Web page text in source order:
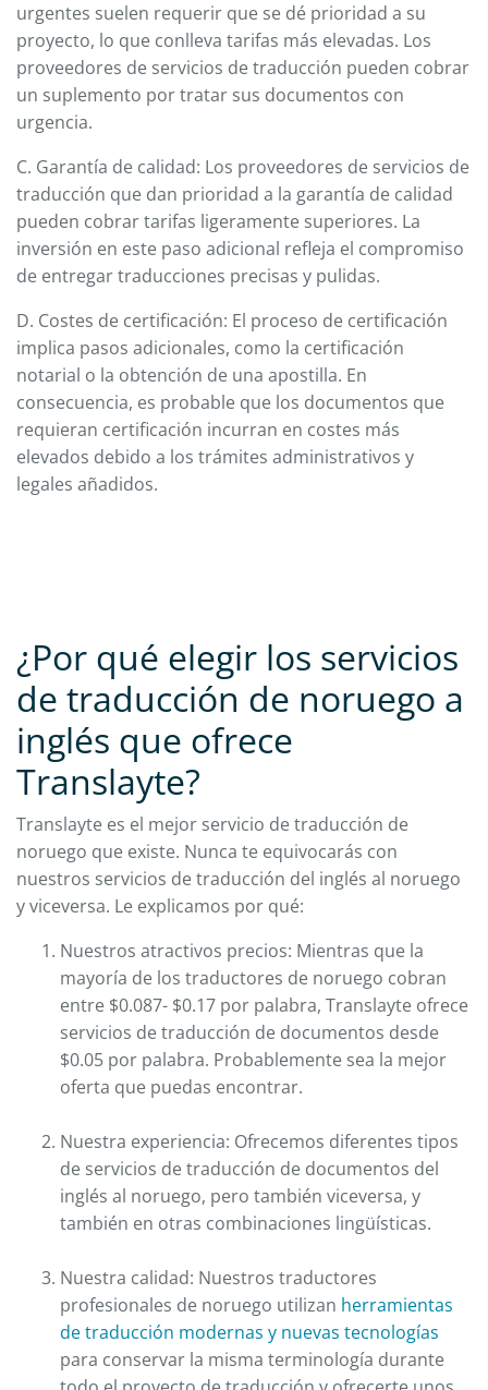
urgentes suelen requerir que se dé prioridad a su
proyecto, lo que conlleva tarifas más elevadas. Los
proveedores de servicios de traducción pueden cobrar
un suplemento por tratar sus documentos con
urgencia.
C. Garantía de calidad: Los proveedores de servicios de
traducción que dan prioridad a la garantía de calidad
pueden cobrar tarifas ligeramente superiores. La
inversión en este paso adicional refleja el compromiso
de entregar traducciones precisas y pulidas.
D. Costes de certificación: El proceso de certificación
implica pasos adicionales, como la certificación
notarial o la obtención de una apostilla. En
consecuencia, es probable que los documentos que
requieran certificación incurran en costes más
elevados debido a los trámites administrativos y
legales añadidos.
¿Por qué elegir los servicios
de traducción de noruego a
inglés que ofrece
Translayte?
Translayte es el mejor servicio de traducción de
noruego que existe. Nunca te equivocarás con
nuestros servicios de traducción del inglés al noruego
y viceversa. Le explicamos por qué:
Nuestros atractivos precios: Mientras que la
mayoría de los traductores de noruego cobran
entre $0.087- $0.17 por palabra, Translayte ofrece
servicios de traducción de documentos desde
$0.05 por palabra. Probablemente sea la mejor
oferta que puedas encontrar.
Nuestra experiencia: Ofrecemos diferentes tipos
de servicios de traducción de documentos del
inglés al noruego, pero también viceversa, y
también en otras combinaciones lingüísticas.
Nuestra calidad: Nuestros traductores
profesionales de noruego utilizan herramientas
de traducción modernas y nuevas tecnologías
para conservar la misma terminología durante